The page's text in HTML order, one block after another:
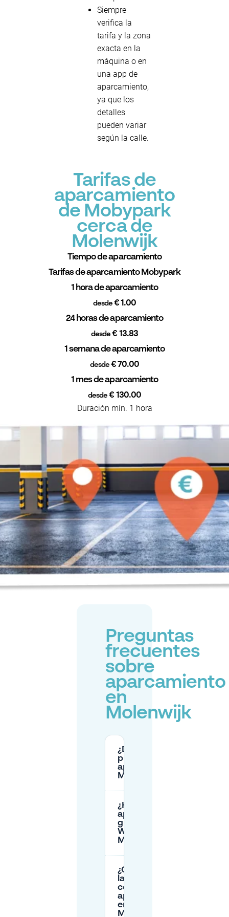
Siempre
verifica la
tarifa y la zona
exacta en la
máquina o en
una app de
aparcamiento,
ya que los
detalles
pueden variar
según la calle.
Tarifas de
aparcamiento
de Mobypark
cerca de
Molenwijk
Tiempo de aparcamiento
Tarifas de aparcamiento Mobypark
1 hora de aparcamiento
desde€ 1.00
24 horas de aparcamiento
desde € 13.83
1 semana de aparcamiento
desde€ 70.00
1 mes de aparcamiento
desde € 130.00
Duración mín. 1 hora
Preguntas
frecuentes
sobre
aparcamiento
en
Molenwijk
¿Dónde
puedo
aparcar en
Molenwijk?
¿Hay
aparcamiento
gratuito en
Winkelcentrum
Molenwijk?
¿Cuáles son
las horas y
costos del
aparcamiento
en la calle en
Molenwijk?